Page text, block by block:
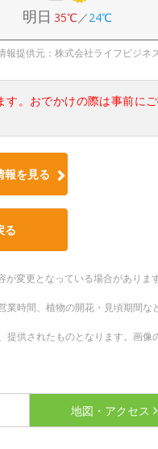
明日 35℃／24℃
報提供元：株式会社ライフビジネ
。おでかけの際は事前に
報を見る
る
変更となっている場合がありま
時間、植物の開花・見頃期間な
供されたものとなります。画像
地図・アクセス